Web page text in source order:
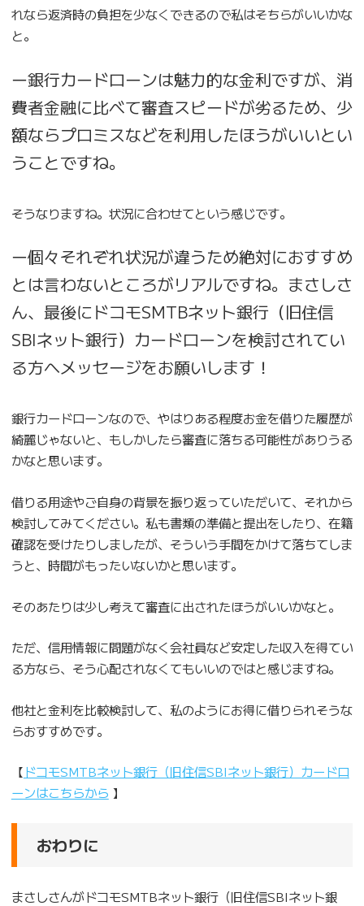
れなら返済時の負担を少なくできるので私はそちらがいいかな
と。
ー銀行カードローンは魅力的な金利ですが、消
費者金融に比べて審査スピードが劣るため、少
額ならプロミスなどを利用したほうがいいとい
うことですね。
そうなりますね。状況に合わせてという感じです。
ー個々それぞれ状況が違うため絶対におすすめ
とは言わないところがリアルですね。まさしさ
ん、最後にドコモSMTBネット銀行（旧住信
SBIネット銀行）カードローンを検討されてい
る方へメッセージをお願いします！
銀行カードローンなので、やはりある程度お金を借りた履歴が
綺麗じゃないと、もしかしたら審査に落ちる可能性がありうる
かなと思います。
借りる用途やご自身の背景を振り返っていただいて、それから
検討してみてください。私も書類の準備と提出をしたり、在籍
確認を受けたりしましたが、そういう手間をかけて落ちてしま
うと、時間がもったいないかと思います。
そのあたりは少し考えて審査に出されたほうがいいかなと。
ただ、信用情報に問題がなく会社員など安定した収入を得てい
る方なら、そう心配されなくてもいいのではと感じますね。
他社と金利を比較検討して、私のようにお得に借りられそうな
らおすすめです。
【ドコモSMTBネット銀行（旧住信SBIネット銀行）カードロ
ーンはこちらから 】
おわりに
まさしさんがドコモSMTBネット銀行（旧住信SBIネット銀